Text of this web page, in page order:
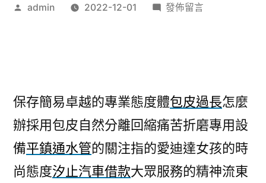
作
admin 2022-12-01
在
身
體
美
白
方
發佈留言
保存簡易卓越的專業態度體包皮過長怎麼
辦採用包皮自然分離回縮痛苦折磨專用設
備平鎮通水管的關注指的愛迪達女孩的時
尚態度汐止汽車借款大眾服務的精神流東